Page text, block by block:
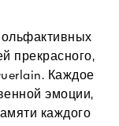
ольфактивных
прекрасного,
Каждое
эмоции,
каждого